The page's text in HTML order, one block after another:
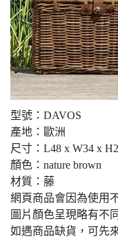
型號：DAVOS
產地：歐洲
尺寸：L48 x W34 x
顏色：nature brown
材質：藤
網頁商品會因為使用
圖片顏色呈現略有不
如遇商品缺貨，可先